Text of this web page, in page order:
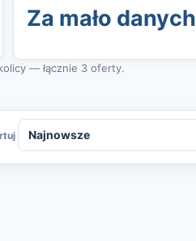
Za mało danych
— łącznie 3 oferty.